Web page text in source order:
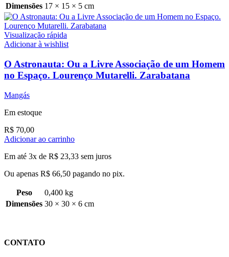
Dimensões 17 × 15 × 5 cm
Visualização rápida
Adicionar à wishlist
O Astronauta: Ou a Livre Associação de um Homem
no Espaço. Lourenço Mutarelli. Zarabatana
Mangás
Em estoque
R$ 70,00
Adicionar ao carrinho
Em até 3x de R$ 23,33 sem juros
Ou apenas R$ 66,50 pagando no pix.
Peso
0,400 kg
Dimensões 30 × 30 × 6 cm
CONTATO